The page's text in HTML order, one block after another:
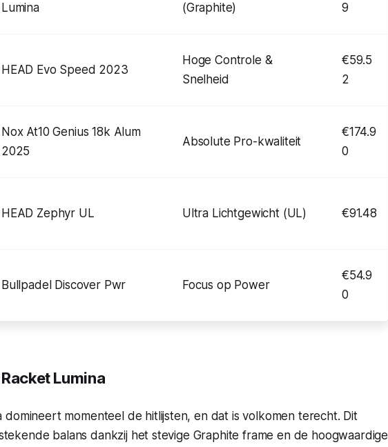
Lumina
(Graphite)
9
HEAD Evo Speed 2023
Hoge Controle &
Snelheid
€59.5
2
Nox At10 Genius 18k Alum
2025
Absolute Pro-kwaliteit
€174.9
0
HEAD Zephyr UL Ultra Lichtgewicht (UL) €91.48
Bullpadel Discover Pwr Focus op Power
€54.9
0
Lumina
domineert momenteel de hitlijsten, en dat is volkomen terecht. Dit
balans dankzij het stevige Graphite frame en de hoogwaardige